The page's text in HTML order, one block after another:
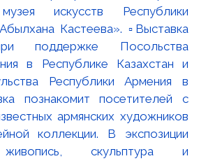
искусств Республики
Кастеева». ▫️Выставка
поддержке Посольства
в Республике Казахстан и
Республики Армения в
познакомит посетителей с
армянских художников
коллекции. В экспозиции
живопись, скульптура и